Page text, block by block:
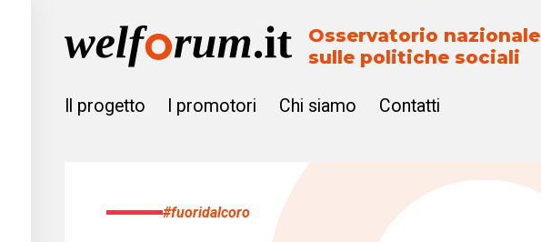
Osservatorio nazionale
sulle politiche sociali
Il progetto I promotori Chi siamo Contatti
#fuoridalcoro